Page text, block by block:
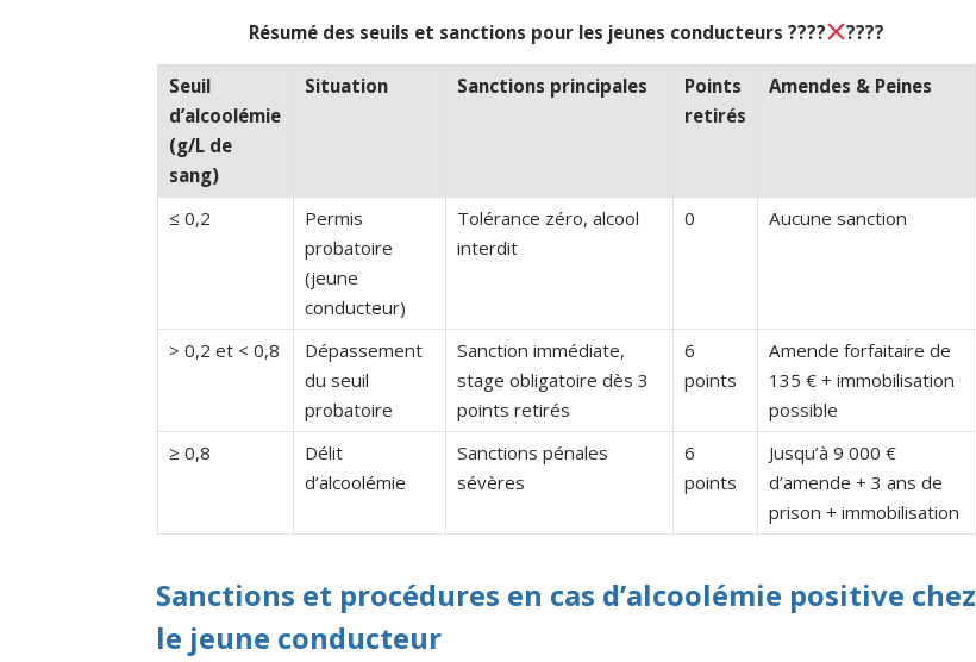
Résumé des seuils et sanctions pour les jeunes conducteurs ???? ????
Seuil
d’alcoolémie
(g/L de
sang)
Situation Sanctions principales
Points
retirés
Amendes & Peines
≤ 0,2
Permis
probatoire
(jeune
conducteur)
Tolérance zéro, alcool
interdit
0 Aucune sanction
> 0,2 et < 0,8
Dépassement
du seuil
probatoire
Sanction immédiate,
stage obligatoire dès 3
points retirés
6
points
Amende forfaitaire de
135 € + immobilisation
possible
≥ 0,8
Délit
d’alcoolémie
Sanctions pénales
sévères
6
points
Jusqu’à 9 000 €
d’amende + 3 ans de
prison + immobilisation
Sanctions et procédures en cas d’alcoolémie positive chez
le jeune conducteur